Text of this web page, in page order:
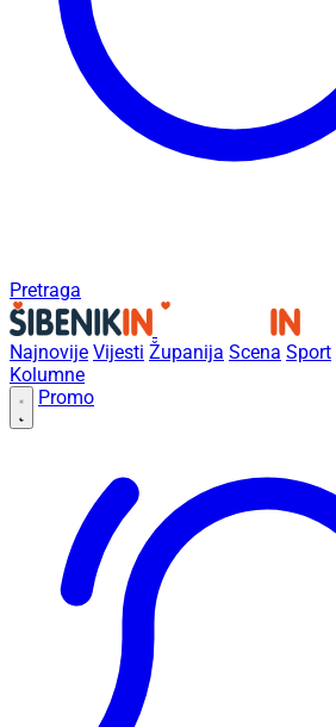
Pretraga
Najnovije Vijesti Županija Scena Sport
Kolumne
Promo